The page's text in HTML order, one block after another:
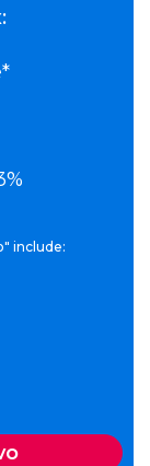
include: